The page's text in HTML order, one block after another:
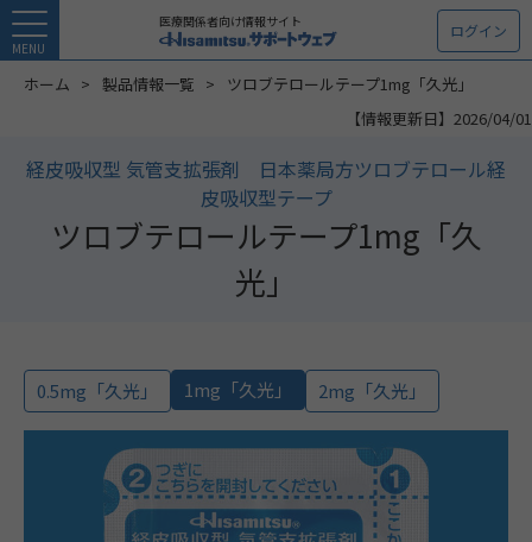
MENU
医療関係者向け情報サイト ログイン
ホーム 製品情報一覧
ツロブテロールテープ1mg「久光」
【情報更新日】2026/04/01
経皮吸収型 気管支拡張剤 日本薬局方ツロブテロール経
皮吸収型テープ
ツロブテロールテープ1mg「久
光」
0.5mg「久光」 1mg「久光」 2mg「久光」